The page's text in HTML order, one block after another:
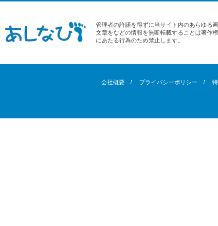
管理者の許諾を得ずに当サイト内のあらゆる
文章をなどの情報を無断転載することは著作
にあたる行為のため禁止します。
会社概要 プライバシーポリシー